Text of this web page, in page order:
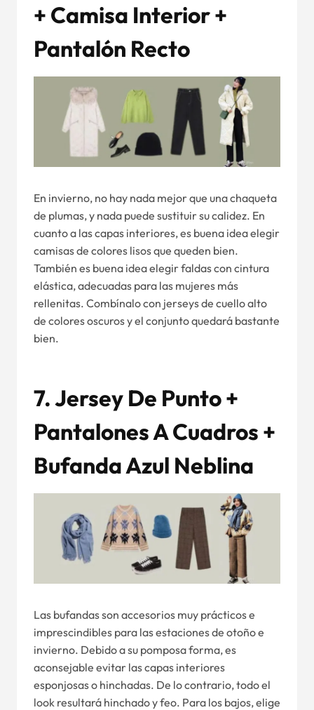
+ Camisa Interior +
Pantalón Recto
En invierno, no hay nada mejor que una chaqueta
de plumas, y nada puede sustituir su calidez. En
cuanto a las capas interiores, es buena idea elegir
camisas de colores lisos que queden bien.
También es buena idea elegir faldas con cintura
elástica, adecuadas para las mujeres más
rellenitas. Combínalo con jerseys de cuello alto
de colores oscuros y el conjunto quedará bastante
bien.
7. Jersey De Punto +
Pantalones A Cuadros +
Bufanda Azul Neblina
Las bufandas son accesorios muy prácticos e
imprescindibles para las estaciones de otoño e
invierno. Debido a su pomposa forma, es
aconsejable evitar las capas interiores
esponjosas o hinchadas. De lo contrario, todo el
look resultará hinchado y feo. Para los bajos, elige